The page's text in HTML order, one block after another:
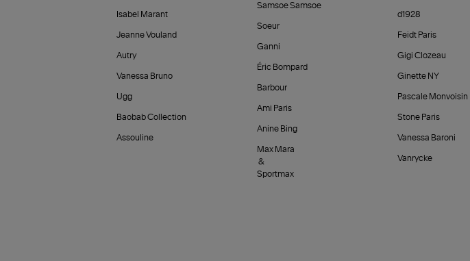
Isabel Marant
Jeanne Vouland
Autry
Vanessa Bruno
Ugg
Baobab Collection
Assouline
Samsoe Samsoe
Soeur
Ganni
Éric Bompard
Barbour
Ami Paris
Anine Bing
Max Mara
&
Sportmax
d1928
Feidt Paris
Gigi Clozeau
Ginette NY
Pascale Monvoisin
Stone Paris
Vanessa Baroni
Vanrycke